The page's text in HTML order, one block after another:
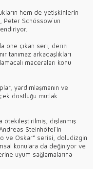
hem de yetişkinlerin
Peter Schössow`un
öne çıkan seri, derin
tanımaz arkadaşlıkları
maceraları konu
yardımlaşmanın ve
dostluğu mutlak
ötekileştirilmiş, dışlanmış
Steinhöfel`in
ve Oskar” serisi, doludizgin
konulara da değiniyor ve
uyum sağlamalarına